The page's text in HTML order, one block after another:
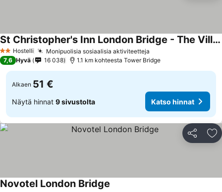
2 Tähtiluokitus
Hostelli Monipuolisia sosiaalisia aktiviteetteja
St Christopher's Inn London Bridge - The Village
7,6 Hyvä 16 038 1.1 km kohteesta Tower Bridge
Alkaen 51 €
Näytä hinnat 9 sivustolta Katso hinnat
Jaa
Novotel London Bridge